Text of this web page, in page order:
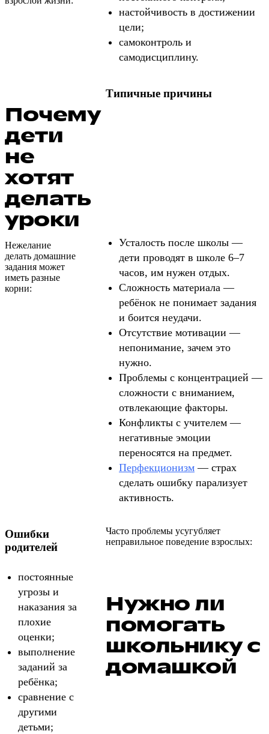
настойчивость в достижении
цели;
самоконтроль и
самодисциплину.
Почему
дети
не
хотят
делать
уроки
Типичные причины
Нежелание
делать домашние
задания может
иметь разные
корни:
Усталость после школы —
дети проводят в школе 6–7
часов, им нужен отдых.
Сложность материала —
ребёнок не понимает задания
и боится неудачи.
Отсутствие мотивации —
непонимание, зачем это
нужно.
Проблемы с концентрацией —
сложности с вниманием,
отвлекающие факторы.
Конфликты с учителем —
негативные эмоции
переносятся на предмет.
Перфекционизм — страх
сделать ошибку парализует
активность.
Ошибки
родителей
Часто проблемы усугубляет
неправильное поведение взрослых:
постоянные
угрозы и
наказания за
плохие
оценки;
выполнение
заданий за
ребёнка;
сравнение с
другими
детьми;
Нужно ли
помогать
школьнику с
домашкой